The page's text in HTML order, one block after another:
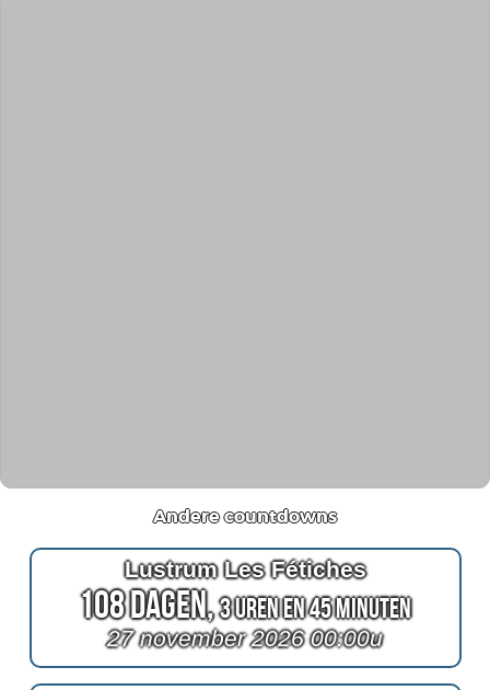
Andere countdowns
Lustrum Les Fétiches
108 Dagen,3 Uren en 45 Minuten
27 november 2026 00:00u